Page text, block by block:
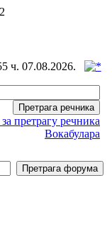
ч. 07.08.2026.
претрагу речника
Вокабулара